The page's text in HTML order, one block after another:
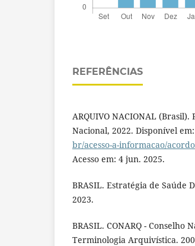
REFERÊNCIAS
ARQUIVO NACIONAL
Nacional, 2022. Disponível em:
br/acesso-a-informacao/
Acesso em: 4 jun. 2025.
BRASIL. Estratégia de Saúde
2023.
BRASIL. CONARQ -
Terminologia Arquivística.